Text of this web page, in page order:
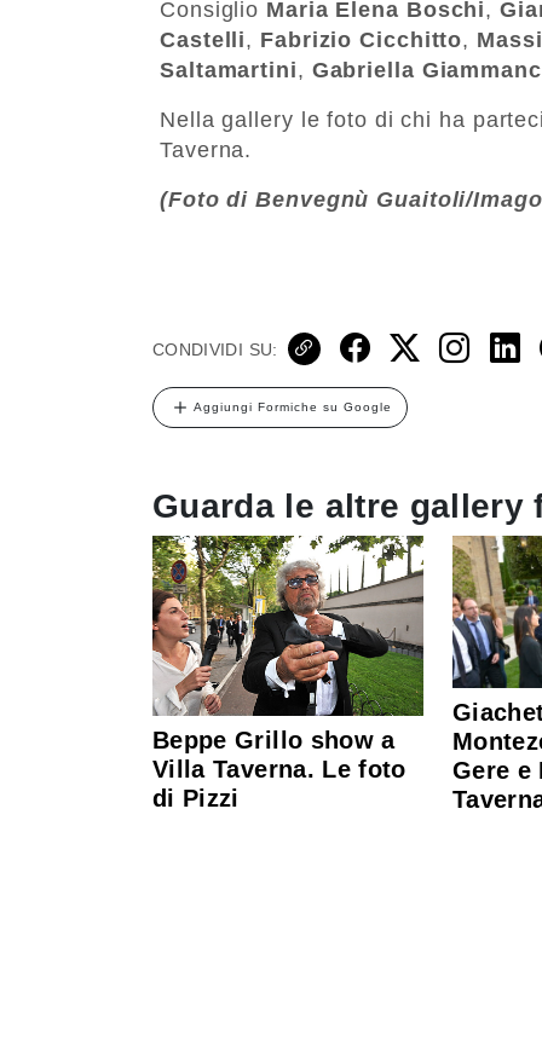
Consiglio Maria Elena Boschi,
Castelli, Fabrizio Cicchitto,
Saltamartini, Gabriella
Nella gallery le foto di chi ha
Taverna.
(Foto di Benvegnù Guaitoli/
CONDIVIDI SU:
Aggiungi Formiche su Google
Guarda le altre gallery
Beppe Grillo show a
Villa Taverna. Le foto
di Pizzi
Gere e